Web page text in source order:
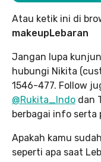
Atau ketik ini di
makeupLebaran
Jangan lupa
hubungi Nikita
1546-477. Follow
@Rukita_Indo dan
berbagai info serta
Apakah kamu
seperti apa saat